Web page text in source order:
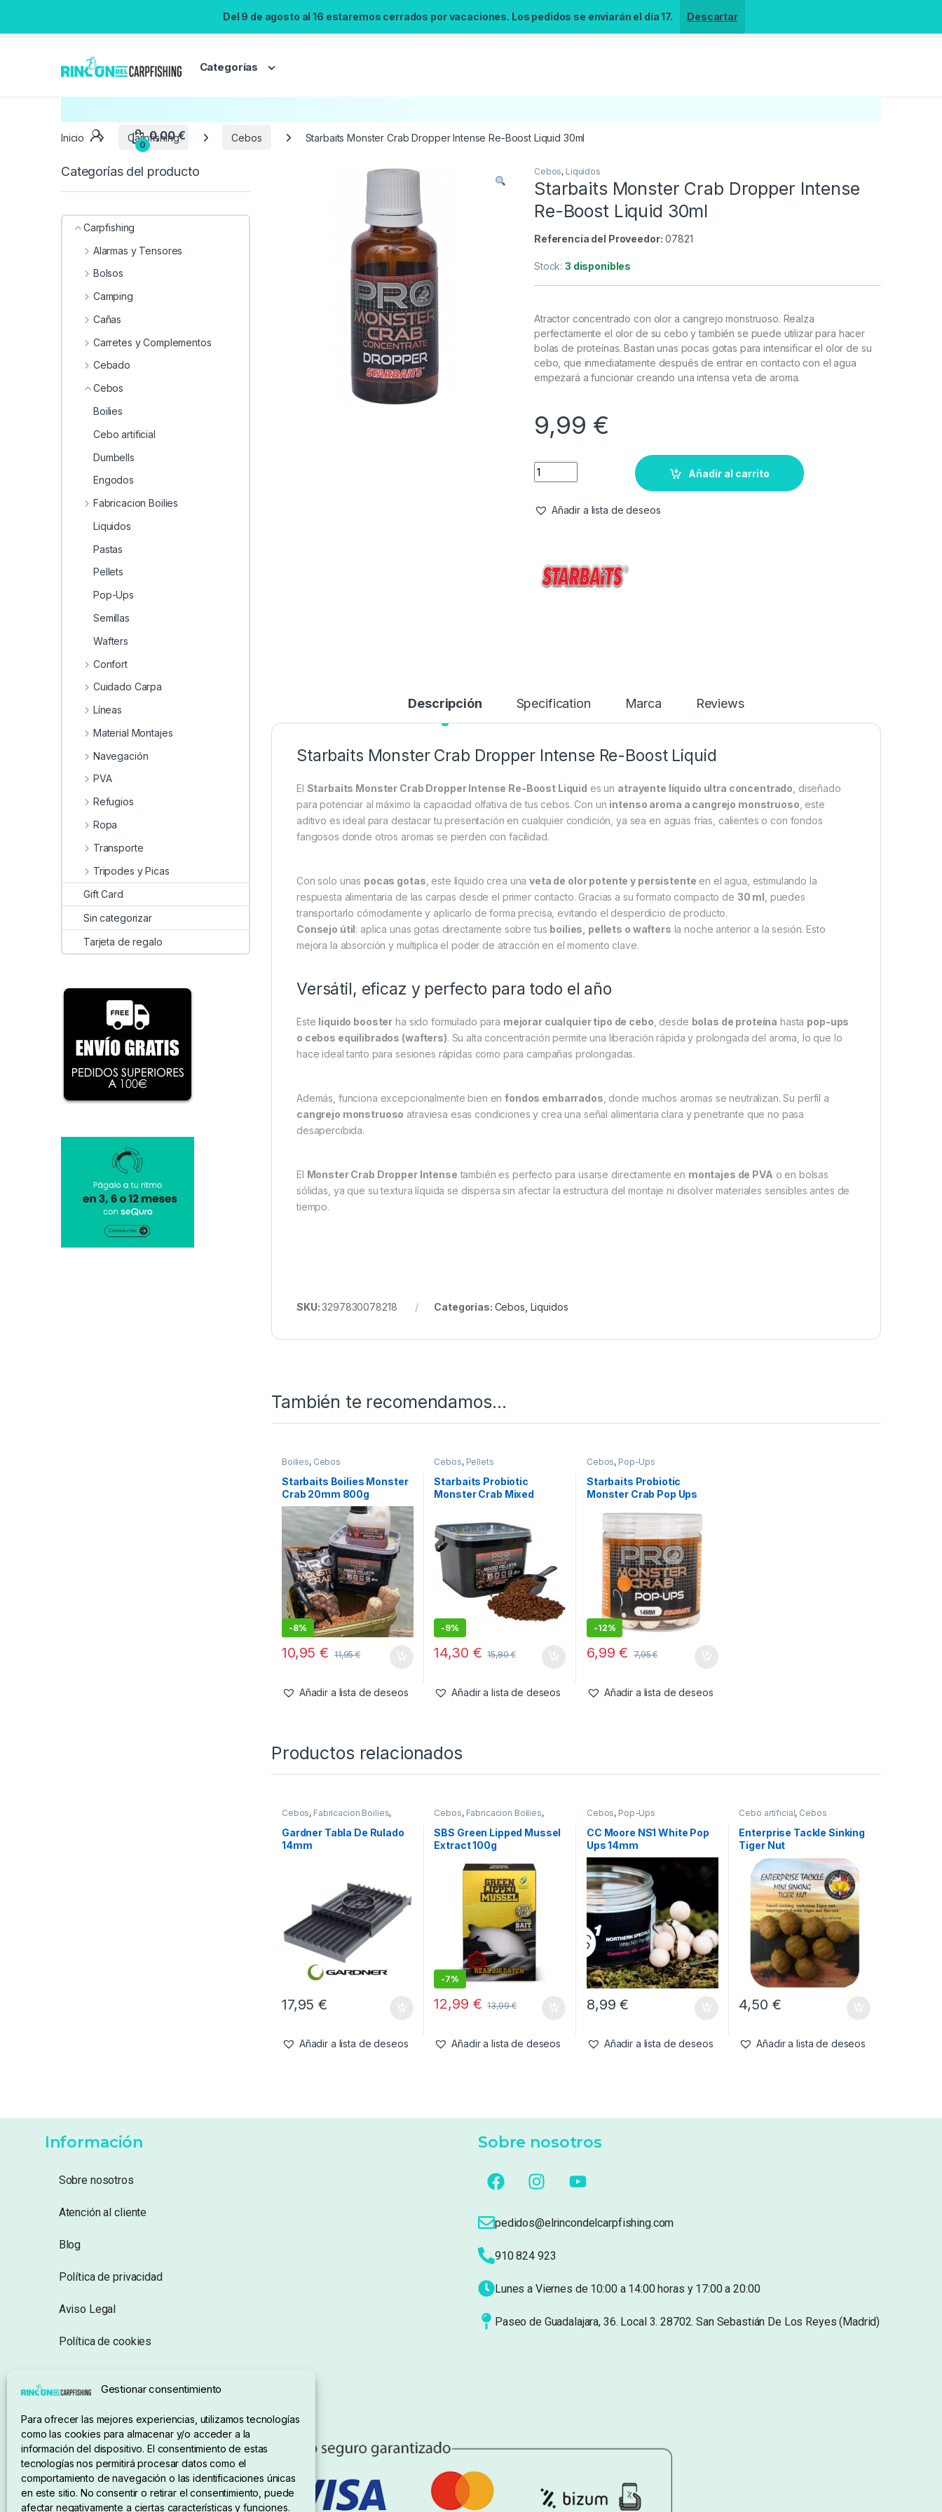
Gestionar consentimiento
Para ofrecer las mejores experiencias, utilizamos tecnologías
como las cookies para almacenar y/o acceder a la
información del dispositivo. El consentimiento de estas
tecnologías nos permitirá procesar datos como el
comportamiento de navegación o las identificaciones únicas
en este sitio. No consentir o retirar el consentimiento, puede
afectar negativamente a ciertas características y funciones.
Del 9 de agosto al 16 estaremos cerrados por vacaciones. Los pedidos se enviarán el día 17. Descartar
Categorías
Búsqueda no disponible
No se pudo cargar el widget de búsqueda.
Inicio Carpfishing Cebos Starbaits Monster Crab Dropper Intense Re-Boost Liquid 30ml
Cebos, Liquidos
Starbaits Monster Crab Dropper Intense
Re-Boost Liquid 30ml
Referencia del Proveedor: 07821
Stock:3 disponibles
Atractor concentrado con olor a cangrejo monstruoso. Realza
perfectamente el olor de su cebo y también se puede utilizar para hacer
bolas de proteínas. Bastan unas pocas gotas para intensificar el olor de su
cebo, que inmediatamente después de entrar en contacto con el agua
empezará a funcionar creando una intensa veta de aroma.
9,99 €
Añadir al carrito
Añadir a lista de deseos
Descripción Specification Marca Reviews
Starbaits Monster Crab Dropper Intense Re-Boost Liquid
El Starbaits Monster Crab Dropper Intense Re-Boost Liquid es un atrayente líquido ultra concentrado , diseñado
para potenciar al máximo la capacidad olfativa de tus cebos. Con un intenso aroma a cangrejo monstruoso , este
aditivo es ideal para destacar tu presentación en cualquier condición, ya sea en aguas frías, calientes o con fondos
fangosos donde otros aromas se pierden con facilidad.
Con solo unas pocas gotas , este líquido crea unaveta de olor potente y persistente en el agua, estimulando la
respuesta alimentaria de las carpas desde el primer contacto. Gracias a su formato compacto de 30 ml , puedes
transportarlo cómodamente y aplicarlo de forma precisa, evitando el desperdicio de producto.
Consejo útil: aplica unas gotas directamente sobre tus boilies, pellets o wafters la noche anterior a la sesión. Esto
mejora la absorción y multiplica el poder de atracción en el momento clave.
Versátil, eficaz y perfecto para todo el año
Este liquido booster ha sido formulado para mejorar cualquier tipo de cebo , desde bolas de proteína hasta pop-ups
o cebos equilibrados (wafters). Su alta concentración permite una liberación rápida y prolongada del aroma, lo que lo
hace ideal tanto para sesiones rápidas como para campañas prolongadas.
Además, funciona excepcionalmente bien enfondos embarrados , donde muchos aromas se neutralizan. Su perfil a
cangrejo monstruoso atraviesa esas condiciones y crea una señal alimentaria clara y penetrante que no pasa
desapercibida.
El Monster Crab Dropper Intense también es perfecto para usarse directamente en montajes de PVA o en bolsas
sólidas, ya que su textura líquida se dispersa sin afectar la estructura del montaje ni disolver materiales sensibles antes de
tiempo.
SKU:3297830078218 Categorías: Cebos Liquidos
También te recomendamos…
Boilies, Cebos
Starbaits Boilies Monster
Crab 20mm 800g
-8%
10,95€ 11,95€
Añadir a lista de deseos
Cebos, Pellets
Starbaits Probiotic
Monster Crab Mixed
-9%
14,30 € 15,80€
Añadir a lista de deseos
Cebos, Pop-Ups
Starbaits Probiotic
Monster Crab Pop Ups
-12%
6,99€ 7,95€
Añadir a lista de deseos
Productos relacionados
Cebos, Fabricacion Boilies,
Gardner Tabla De Rulado
14mm
17,95€
Añadir a lista de deseos
Cebos, Fabricacion Boilies,
SBS Green Lipped Mussel
Extract 100g
-7%
12,99 € 13,99€
Añadir a lista de deseos
Cebos, Pop-Ups
CC Moore NS1 White Pop
Ups 14mm
8,99€
Añadir a lista de deseos
Cebo artificial, Cebos
Enterprise Tackle Sinking
Tiger Nut
4,50 €
Añadir a lista de deseos
Categorías del producto
Carpfishing
Alarmas y Tensores
Bolsos
Camping
Cañas
Carretes y Complementos
Cebado
Cebos
Boilies
Cebo artificial
Dumbells
Engodos
Fabricacion Boilies
Liquidos
Pastas
Pellets
Pop-Ups
Semillas
Wafters
Confort
Cuidado Carpa
Líneas
Material Montajes
Navegación
PVA
Refugios
Ropa
Transporte
Tripodes y Picas
Gift Card
Sin categorizar
Tarjeta de regalo
Información
Sobre nosotros
Atención al cliente
Blog
Política de privacidad
Aviso Legal
Política de cookies
Condiciones de compra
Sobre nosotros
pedidos@elrincondelcarpfishing.com
910 824 923
Lunes a Viernes de 10:00 a 14:00 horas y 17:00 a 20:00
Paseo de Guadalajara, 36. Local 3. 28702. San Sebastián De Los Reyes (Madrid)